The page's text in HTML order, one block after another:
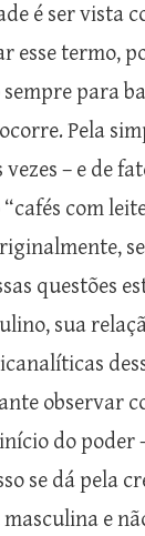
é ser vista
esse termo,
para
Pela
– e de
com
questões
sua
observar
do poder
se dá pela
e